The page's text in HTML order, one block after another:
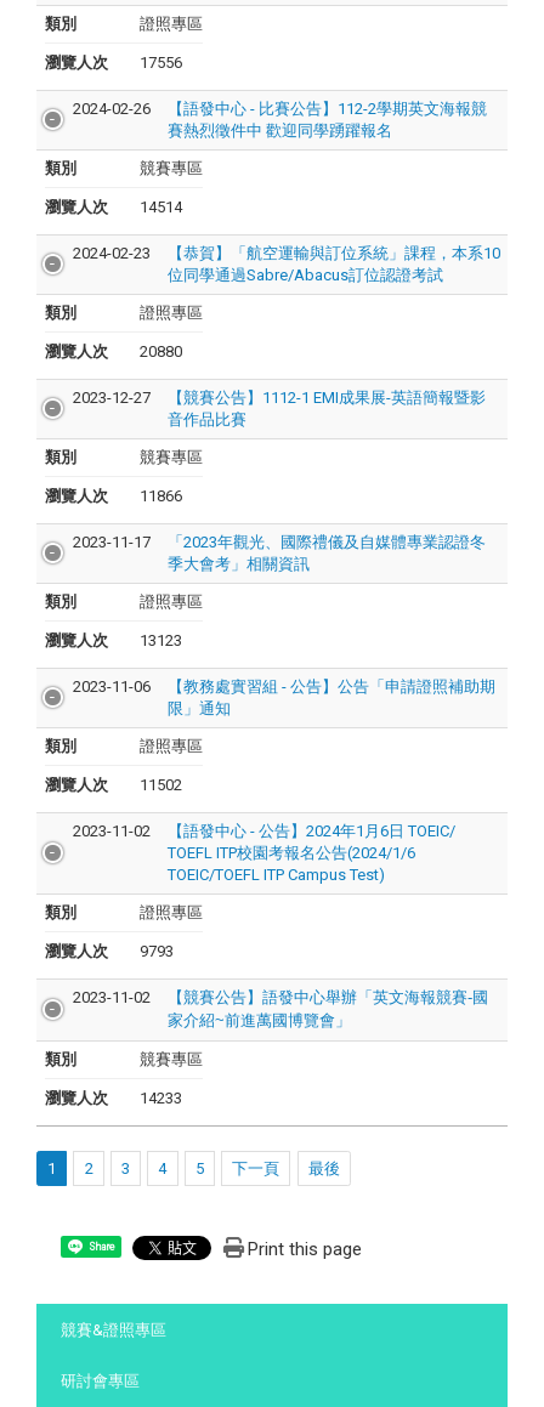
類別 證照專區
瀏覽人次 17556
2024-02-26
【語發中心 - 比賽公告】112-2學期英文海報競
賽熱烈徵件中 歡迎同學踴躍報名
類別 競賽專區
瀏覽人次 14514
2024-02-23
【恭賀】「航空運輸與訂位系統」課程，本系10
位同學通過Sabre/Abacus訂位認證考試
類別 證照專區
瀏覽人次 20880
2023-12-27
【競賽公告】1112-1 EMI成果展-英語簡報暨影
音作品比賽
類別 競賽專區
瀏覽人次 11866
2023-11-17
「2023年觀光、國際禮儀及自媒體專業認證冬
季大會考」相關資訊
類別 證照專區
瀏覽人次 13123
2023-11-06
【教務處實習組 - 公告】公告「申請證照補助期
限」通知
類別 證照專區
瀏覽人次 11502
2023-11-02
【語發中心 - 公告】2024年1月6日 TOEIC/
TOEFL ITP校園考報名公告(2024/1/6
TOEIC/TOEFL ITP Campus Test)
類別 證照專區
瀏覽人次 9793
2023-11-02 【競賽公告】 語發中心舉辦「英文海報競賽-國
家介紹~前進萬國博覽會」
類別 競賽專區
瀏覽人次 14233
1 2 3 4 5 下一頁 最後
Share Print this page
競賽&證照專區
研討會專區